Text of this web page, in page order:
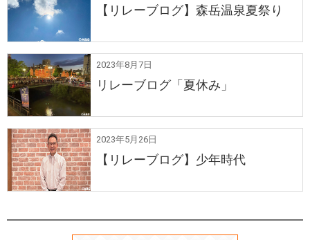
【リレーブログ】森岳温泉夏祭り
2023年8月7日
リレーブログ「夏休み」
2023年5月26日
【リレーブログ】少年時代